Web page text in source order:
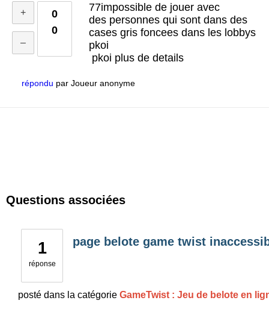
0
0
77impossible de jouer avec
des personnes qui sont dans des
cases gris foncees dans les lobbys
pkoi
pkoi plus de details
répondu par Joueur anonyme
Questions associées
1
réponse
page belote game twist
posté dans la catégorie GameTwist : Jeu de belote en